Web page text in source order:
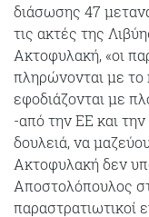
διάσωσης 47
τις ακτές της
Ακτοφυλακή, «οι
πληρώνονται με το
εφοδιάζονται με
-από την ΕΕ και την
δουλειά, να
Ακτοφυλακή δεν
Αποστολόπουλος
παραστρατιωτικοί